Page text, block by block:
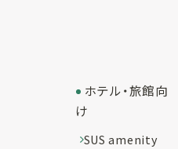
ホテル・旅館向
け
SUS amenity